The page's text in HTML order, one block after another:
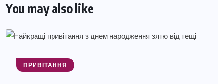
You may also like
ПРИВІТАННЯ